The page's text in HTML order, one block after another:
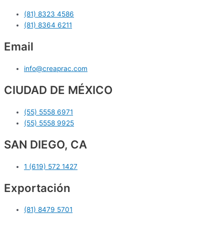
(81) 8323 4586
(81) 8364 6211
Email
info@creaprac.com
CIUDAD DE MÉXICO
(55) 5558 6971
(55) 5558 9925
SAN DIEGO, CA
1 (619) 572 1427
Exportación
(81) 8479 5701